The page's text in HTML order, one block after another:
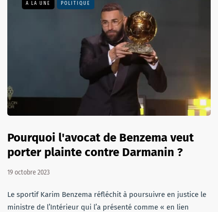
A LA UNE POLITIQUE
Pourquoi l'avocat de Benzema veut
porter plainte contre Darmanin ?
19 octobre 2023
Le sportif Karim Benzema réfléchit à poursuivre en justice le
ministre de l’Intérieur qui l’a présenté comme « en lien